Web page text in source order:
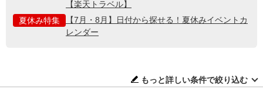
【楽天トラベル】
夏休み特集
【7月・8月】日付から探せる！夏休みイベントカ
レンダー
もっと詳しい条件で絞り込む